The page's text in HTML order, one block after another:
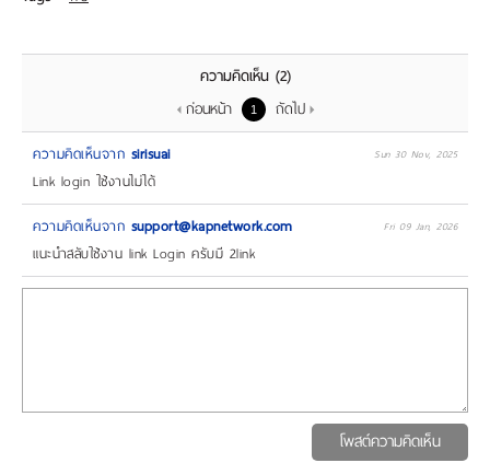
ความคิดเห็น (2)
ก่อนหน้า
1 ถัดไป
ความคิดเห็นจาก sirisuai Sun 30 Nov, 2025
Link login ใช้งานไม่ได้
ความคิดเห็นจาก support@kapnetwork.com Fri 09 Jan, 2026
แนะนำสลับใช้งาน link Login ครับมี 2link
โพสต์ความคิดเห็น